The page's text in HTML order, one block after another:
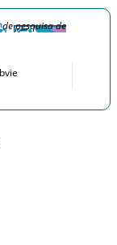
pesquisa de